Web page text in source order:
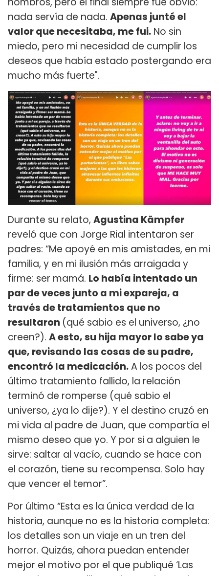
nada servía de nada. Apenas junté el
valor que necesitaba, me fui. No sin
miedo, pero mi necesidad de cumplir los
deseos que había estado postergando era
mucho más fuerte".
Durante su relato, Agustina Kämpfer
reveló que con Jorge Rial intentaron ser
padres: “Me apoyé en mis amistades, en mi
familia, y en mi ilusión más arraigada y
firme: ser mamá. Lo había intentado un
par de veces junto a mi expareja, a
través de tratamientos que no
resultaron (qué sabio es el universo, ¿no
creen?). A esto, su hija mayor lo sabe ya
que, revisando las cosas de su padre,
encontró la medicación.A los pocos del
último tratamiento fallido, la relación
terminó de romperse (qué sabio el
universo, ¿ya lo dije?). Y el destino cruzó en
mi vida al padre de Juan, que compartía el
mismo deseo que yo. Y por si a alguien le
sirve: saltar al vacío, cuando se hace con
el corazón, tiene su recompensa. Solo hay
que vencer el temor”.
Por último “Esta es la única verdad de la
historia, aunque no es la historia completa:
los detalles son un viaje en un tren del
horror. Quizás, ahora puedan entender
mejor el motivo por el que publiqué ‘Las